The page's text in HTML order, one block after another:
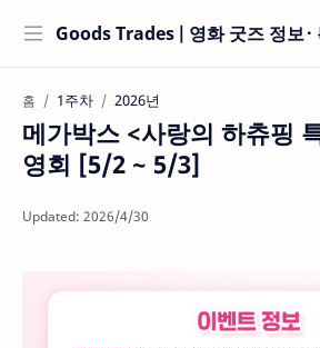
홈 1주차 2026년
메가박스 <사랑의 하츄핑
영회 [5/2 ~ 5/3]